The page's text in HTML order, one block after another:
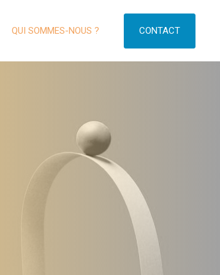
QUI SOMMES-NOUS ? CONTACT